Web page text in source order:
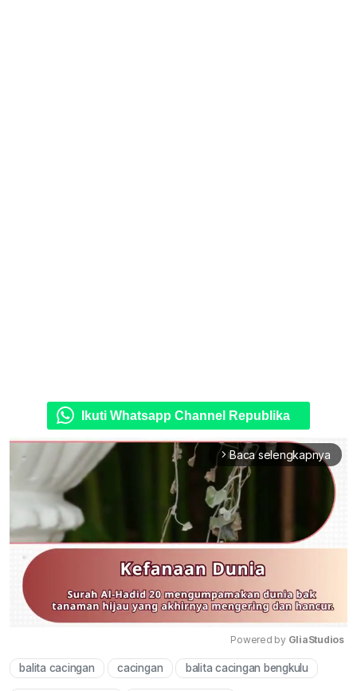
Ikuti Whatsapp Channel Republika
arrow_forward_ios Baca selengkapnya
Mute
Powered by GliaStudios
balita cacingan cacingan balita cacingan bengkulu